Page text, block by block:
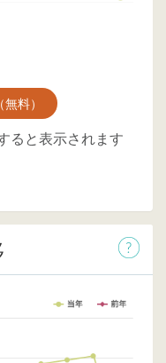
料）
ると表示されます